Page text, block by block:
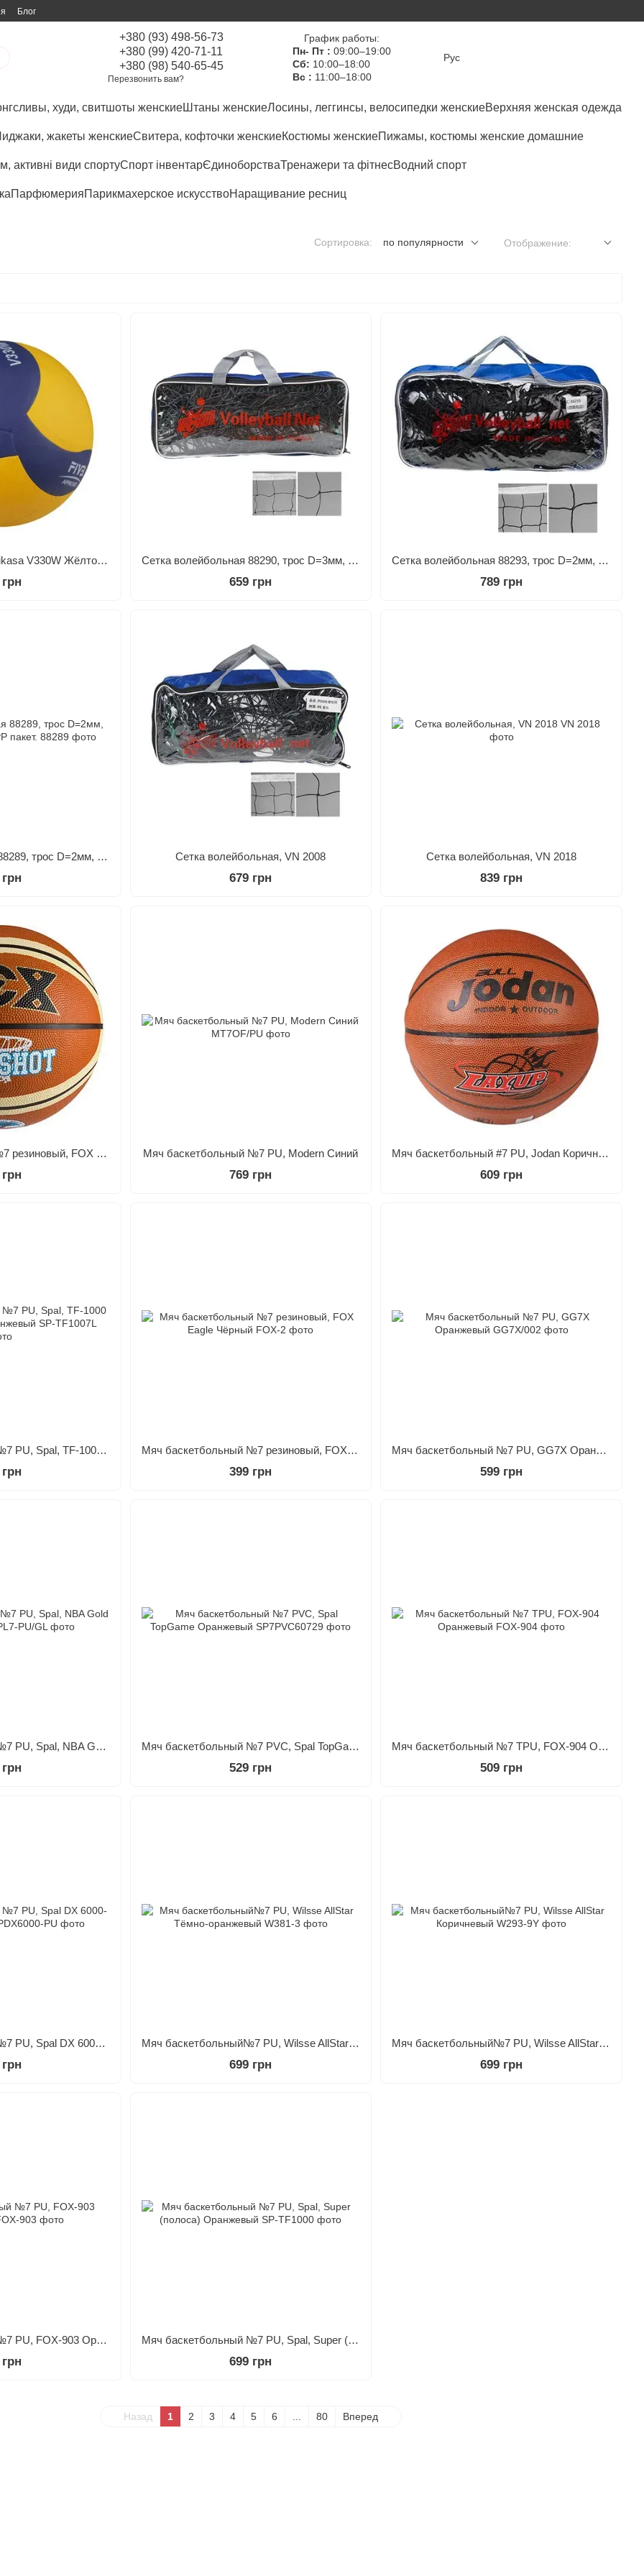
Блог
+380 (93) 498-56-73
+380 (99) 420-71-11
+380 (98) 540-65-45
Перезвонить вам?
График работы:
Пн- Пт : 09:00–19:00
Сб: 10:00–18:00
Вс : 11:00–18:00
Рус
худи, свитшоты женскиеШтаны женскиеЛосины, леггинсы, велосипедки женскиеВерхняя женская одежда
жакеты женскиеСвитера, кофточки женскиеКостюмы женскиеПижамы, костюмы женские домашние
активні види спортуСпорт інвентарЄдиноборстваТренажери та фітнесВодний спорт
ПарфюмерияПарикмахерское искусствоНаращивание ресниц
Сортировка: по популярности Отображение:
Мяч волейбольный Nikasa V330W Жёлто-синий Сетка волейбольная 88290, трос D=3мм, ячейка 10х10см.
659 грн
Сетка волейбольная 88293, трос D=2мм, ячейка 10х10см
789 грн
Сетка волейбольная 88289, трос D=2мм, ячейка 10х10cm, OPP пакет. Сетка волейбольная, VN 2008
679 грн
Сетка волейбольная, VN 2018
839 грн
Мяч баскетбольный№7 резиновый, FOX NiceShot Коричневый Мяч баскетбольный №7 PU, Modern Синий
769 грн
Мяч баскетбольный #7 PU, Jodan Коричневый
609 грн
Мяч баскетбольный №7 PU, Spal, TF-1000 Superior Legacy Оранжевый Мяч баскетбольный №7 резиновый, FOX Eagle Чёрный
399 грн
Мяч баскетбольный №7 PU, GG7X Оранжевый
599 грн
Мяч баскетбольный №7 PU, Spal, NBA Gold Оранжевый Мяч баскетбольный №7 PVC, Spal TopGame Оранжевый
529 грн
Мяч баскетбольный №7 TPU, FOX-904 Оранжевый
509 грн
Мяч баскетбольный №7 PU, Spal DX 6000-PU Оранжевый Мяч баскетбольный№7 PU, Wilsse AllStar Тёмно-оранжевый
699 грн
Мяч баскетбольный№7 PU, Wilsse AllStar Коричневый
699 грн
Мяч баскетбольный №7 PU, FOX-903 Оранжевый Мяч баскетбольный №7 PU, Spal, Super (полоса) Оранжевый
699 грн
Назад 1 2 3 4 5 6 80 Вперед